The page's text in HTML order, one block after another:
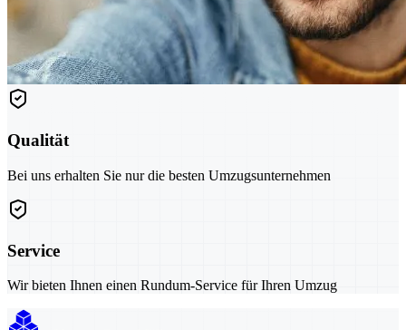
Qualität
Bei uns erhalten Sie nur die besten Umzugsunternehmen
Service
Wir bieten Ihnen einen Rundum-Service für Ihren Umzug